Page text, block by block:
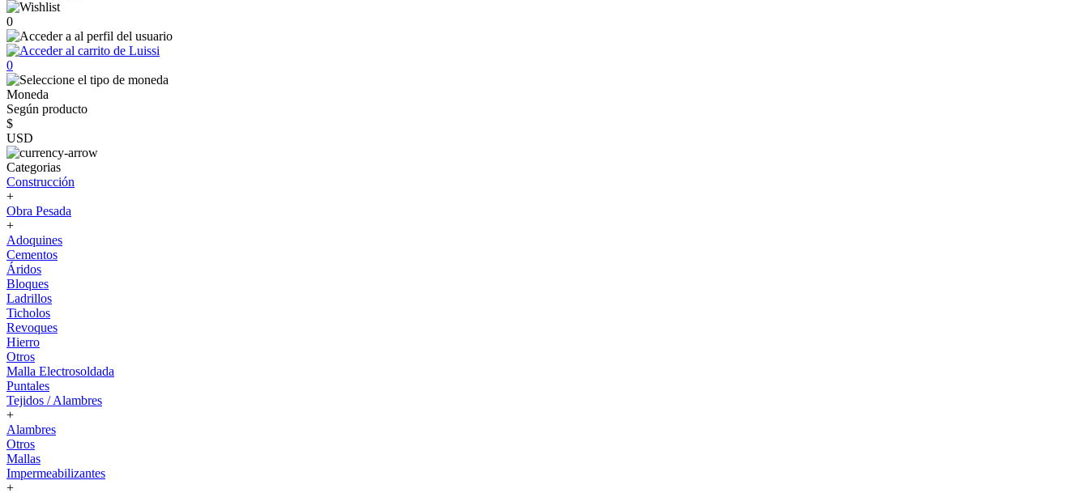
0
0
Moneda
Según producto
$
USD
Categorias
Construcción
+
Obra Pesada
+
Adoquines
Cementos
Áridos
Bloques
Ladrillos
Ticholos
Revoques
Hierro
Otros
Malla Electrosoldada
Puntales
Tejidos / Alambres
+
Alambres
Otros
Mallas
Impermeabilizantes
+